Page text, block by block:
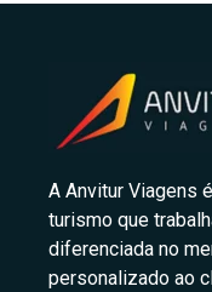
A Anvitur Viagens
turismo que
diferenciada no
personalizado ao